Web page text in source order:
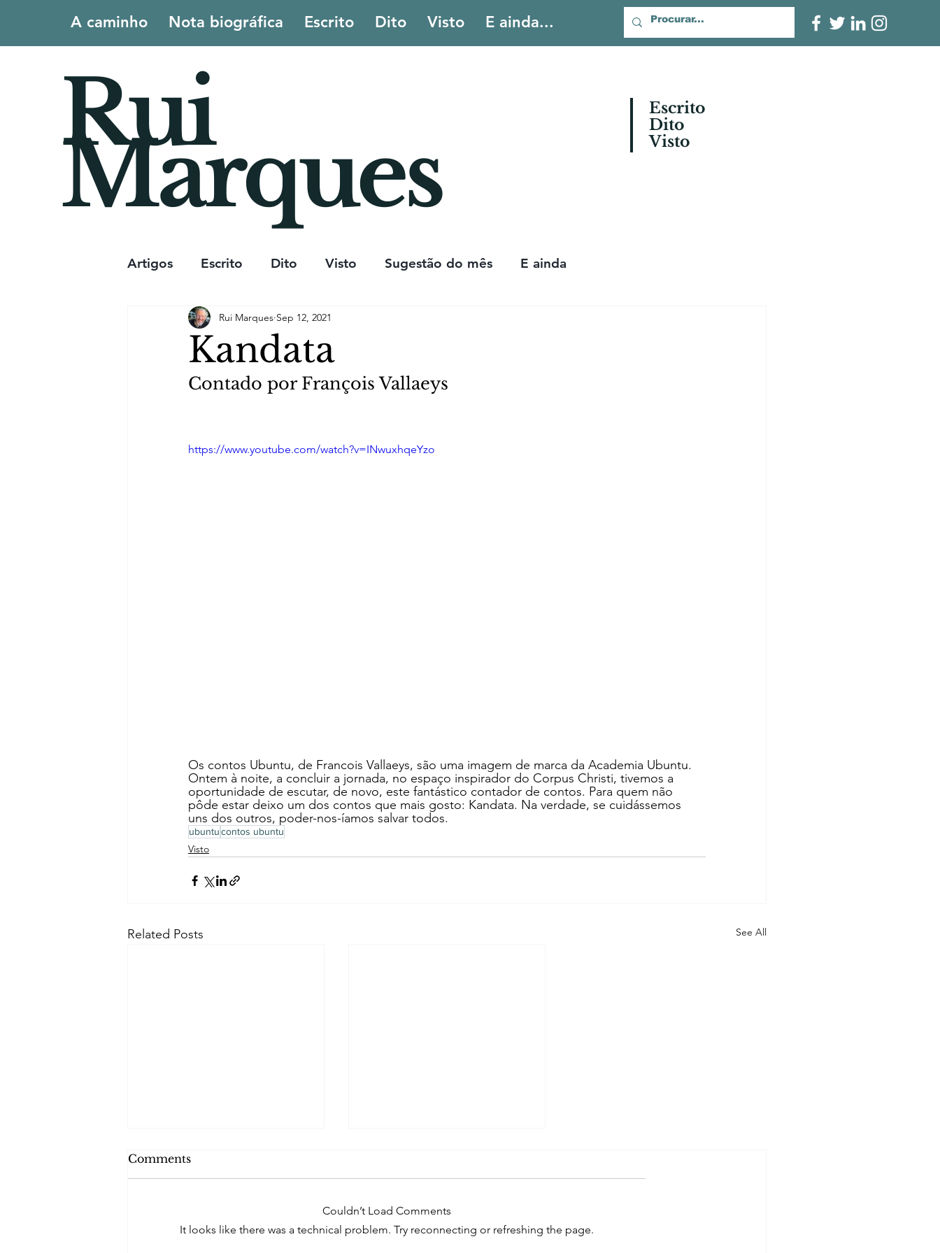
A caminho Nota biográfica Escrito Dito Visto E ainda... Contactos
Rui
Marques
Escrito
Dito
Visto
Artigos Escrito Dito Visto Sugestão do mês E ainda
Kandata
Rui Marques Sep 12, 2021
Contado por François Vallaeys
https://www.youtube.com/watch?v=INwuxhqeYzo
Os contos Ubuntu, de Francois Vallaeys, são uma imagem de marca da Academia Ubuntu.
Ontem à noite, a concluir a jornada, no espaço inspirador do Corpus Christi, tivemos a
oportunidade de escutar, de novo, este fantástico contador de contos. Para quem não
pôde estar deixo um dos contos que mais gosto: Kandata. Na verdade, se cuidássemos
uns dos outros, poder-nos-íamos salvar todos.
ubuntucontos ubuntu
Visto
Related Posts See All
60 Minutes
Comments
Couldn’t Load Comments
It looks like there was a technical problem. Try reconnecting or refreshing the page.